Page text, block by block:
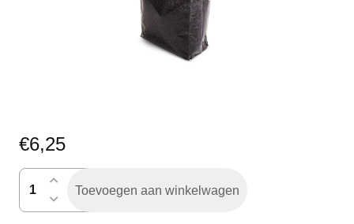
€6,25
hagelslag
Toevoegen aan winkelwagen